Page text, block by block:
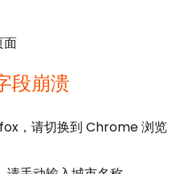
面
段崩溃
，请切换到 Chrome 浏览